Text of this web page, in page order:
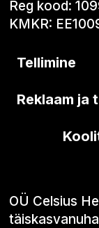
Reg kood:
KMKR:
Tellimine
Reklaam ja
OÜ Celsius